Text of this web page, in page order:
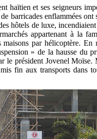
haïtien et ses seigneurs
barricades enflammées ont
hôtels de luxe,
appartenant à la
par hélicoptère. En
» de la hausse du
président Jovenel Moïse.
fin aux transports dans